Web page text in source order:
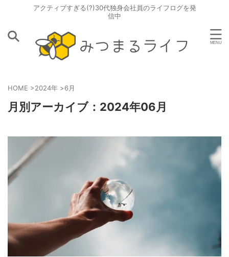
アクティブすぎる(?)30代独身会社員のライフログを発
信中
HOME >2024年 >6月
月別アーカイブ：2024年06月